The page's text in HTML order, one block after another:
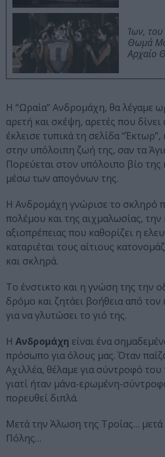
Ίων,
Θωμά
Αρχαίο
Η “Ωραία” Ανδρομάχη, θα λέγαμε
αρετή και σκέψη, αρετές που
έκλεισε τυπικά τη σελίδα
στην υπόλοιπη ζωή της, σαν τα
Πορεύεται στον υπόλοιπο βίο της
μέσω των απογόνων της.
Η Ανδρομάχη γνώρισε το σκληρό
πολέμου και της αιχμαλωσίας,
αξιοπρέπειας που καθορίζει η
καταριέται τους αίτιους
και σκληρά.
Το ένστικτο και η γνώση της την
δρόμο και ζητάει βοήθεια από
για να γλυτώσει το γιό της.
Η Ανδρομάχη είναι ένα
πρόσωπο για όλους μας. Όταν
Αχιλλέα, θέλαμε για σύντροφό
γιατί ήταν μάνα-ερωμένη-
πορευθεί διπλά.
Μετά την Άλωση της Τροίας…
Πόλης…